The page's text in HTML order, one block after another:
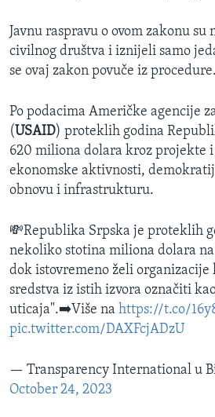
Javnu raspravu o ovom zakonu
civilnog društva i iznijeli samo
se ovaj zakon povuče iz procedure.
Po podacima Američke agencije
(USAID) proteklih godina
620 miliona dolara kroz projekte
ekonomske aktivnosti,
obnovu i infrastrukturu.
💸Republika Srpska je proteklih
nekoliko stotina miliona dolara
dok istovremeno želi
sredstva iz istih izvora označiti
uticaja".➡️Više na https://t.co/
pic.twitter.com/DAXFcjADzU
— Transparency International u
October 24, 2023